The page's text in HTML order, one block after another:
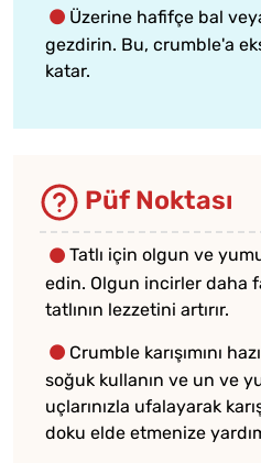
Üzerine hafifçe bal
gezdirin. Bu, crumble'a
katar.
Püf Noktası
Tatlı için olgun ve
edin. Olgun incirler daha
tatlının lezzetini artırır.
Crumble karışımını
soğuk kullanın ve un ve
uçlarınızla ufalayarak
doku elde etmenize